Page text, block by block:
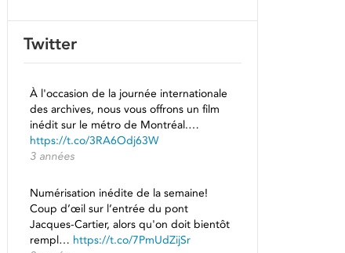
Twitter
À l'occasion de la journée internationale
des archives, nous vous offrons un film
inédit sur le métro de Montréal.…
https://t.co/3RA6Odj63W
3 années
Numérisation inédite de la semaine!
Coup d’œil sur l’entrée du pont
Jacques-Cartier, alors qu'on doit bientôt
rempl… https://t.co/7PmUdZijSr